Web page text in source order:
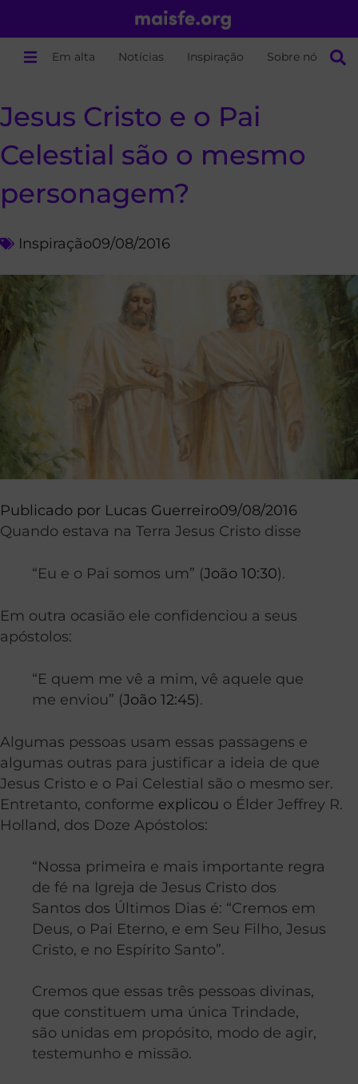
Em alta Notícias Inspiração Sobre nós
Jesus Cristo e o Pai
Celestial são o mesmo
personagem?
Inspiração09/08/2016
Publicado por Lucas Guerreiro09/08/2016
Quando estava na Terra Jesus Cristo disse
“Eu e o Pai somos um” (João 10:30).
Em outra ocasião ele confidenciou a seus
apóstolos:
“E quem me vê a mim, vê aquele que
me enviou” (João 12:45).
Algumas pessoas usam essas passagens e
algumas outras para justificar a ideia de que
Jesus Cristo e o Pai Celestial são o mesmo ser.
Entretanto, conforme explicou o Élder Jeffrey R.
Holland, dos Doze Apóstolos:
“Nossa primeira e mais importante regra
de fé na Igreja de Jesus Cristo dos
Santos dos Últimos Dias é: “Cremos em
Deus, o Pai Eterno, e em Seu Filho, Jesus
Cristo, e no Espírito Santo”.
Cremos que essas três pessoas divinas,
que constituem uma única Trindade,
são unidas em propósito, modo de agir,
testemunho e missão.